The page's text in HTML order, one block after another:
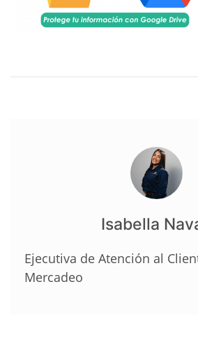
Isabella
Ejecutiva de Atención al
Mercadeo